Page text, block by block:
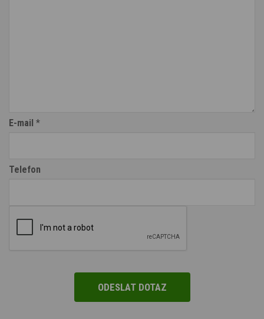
E-mail *
Telefon